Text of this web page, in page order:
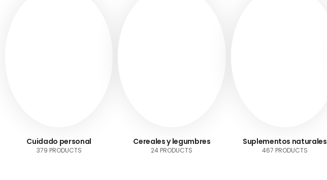
Cuidado personal
379 PRODUCTS
Cereales y legumbres
24 PRODUCTS
Suplementos naturales
467 PRODUCTS